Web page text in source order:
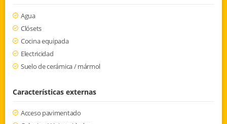
Agua
Clósets
Cocina equipada
Electricidad
Suelo de cerámica / mármol
Características externas
Acceso pavimentado